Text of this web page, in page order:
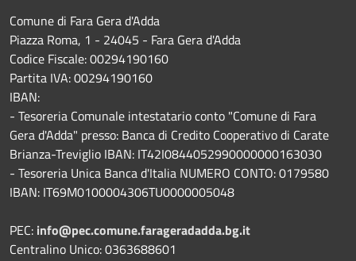
Comune di Fara Gera d'Adda
Piazza Roma, 1 - 24045 - Fara Gera d'Adda
Codice Fiscale: 00294190160
Partita IVA: 00294190160
IBAN:
- Tesoreria Comunale intestatario conto "Comune di Fara
Gera d'Adda" presso: Banca di Credito Cooperativo di Carate
Brianza-Treviglio IBAN: IT42I0844052990000000163030
- Tesoreria Unica Banca d'Italia NUMERO CONTO: 0179580
IBAN: IT69M0100004306TU0000005048
PEC: info@pec.comune.farageradadda.bg.it
Centralino Unico: 0363688601